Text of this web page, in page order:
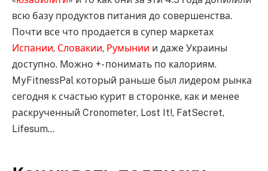
всю базу продуктов питания до совершенства.
Почти все что продается в супер маркетах
Испании, Словакии, Румынии и даже Украины
доступно. Можно +- понимать по калориям.
MyFitnessPal который раньше был лидером рынка
сегодня к счастью курит в сторонке, как и менее
раскрученный Cronometer, Lost It!, FatSecret,
Lifesum…